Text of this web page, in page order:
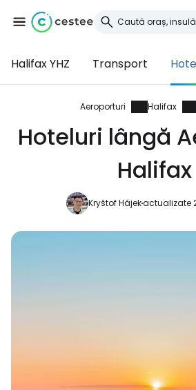
Halifax YHZ Transport
Aeroporturi Halifax
Hoteluri lângă
Halifax
Kryštof Hájekactualizate
Conectați-vă
Cestee
... comunitatea mondială a